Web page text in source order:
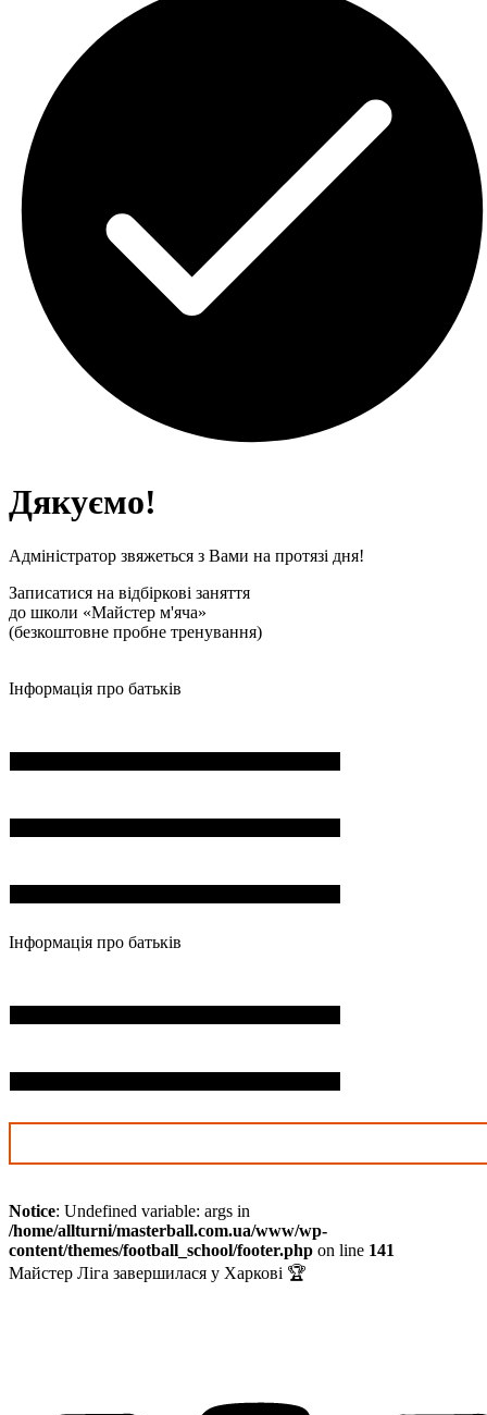
Дякуємо!
Адміністратор звяжеться з Вами на протязі дня!
Записатися на відбіркові заняття
до школи «Майстер м'яча»
(безкоштовне пробне тренування)
Інформація про батьків
Інформація про батьків
Notice: Undefined variable: args in
/home/allturni/masterball.com.ua/www/wp-
content/themes/football_school/footer.php on line 141
Майстер Ліга завершилася у Харкові 🏆